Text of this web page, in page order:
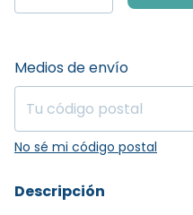
Entregas para el CP:
Medios de envío
No sé mi código postal
Descripción